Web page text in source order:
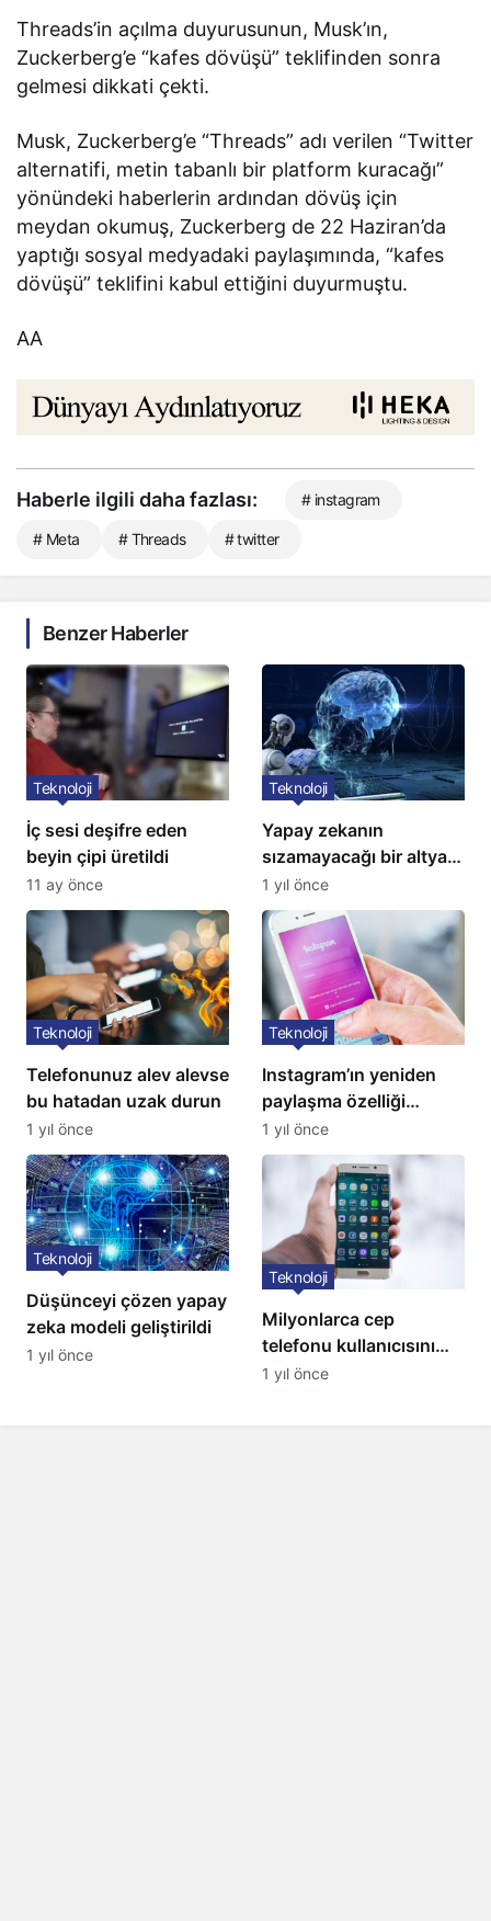
Threads’in açılma duyurusunun, Musk’ın,
Zuckerberg’e “kafes dövüşü” teklifinden sonra
gelmesi dikkati çekti.
Musk, Zuckerberg’e “Threads” adı verilen “Twitter
alternatifi, metin tabanlı bir platform kuracağı”
yönündeki haberlerin ardından dövüş için
meydan okumuş, Zuckerberg de 22 Haziran’da
yaptığı sosyal medyadaki paylaşımında, “kafes
dövüşü” teklifini kabul ettiğini duyurmuştu.
AA
Haberle ilgili daha fazlası: # instagram
# Meta # Threads # twitter
Benzer Haberler
İç sesi deşifre eden
beyin çipi üretildi
Teknoloji
11 ay önce
Yapay zekanın
sızamayacağı bir altyapı
geliştirildi
Teknoloji
1 yıl önce
Telefonunuz alev alevse
bu hatadan uzak durun
Teknoloji
1 yıl önce
Instagram’ın yeniden
paylaşma özelliği
kullanıma açıldı
Teknoloji
1 yıl önce
Düşünceyi çözen yapay
zeka modeli geliştirildi
Teknoloji
1 yıl önce
Milyonlarca cep
telefonu kullanıcısını
ilgilendiren karar: 31
Teknoloji
1 yıl önce